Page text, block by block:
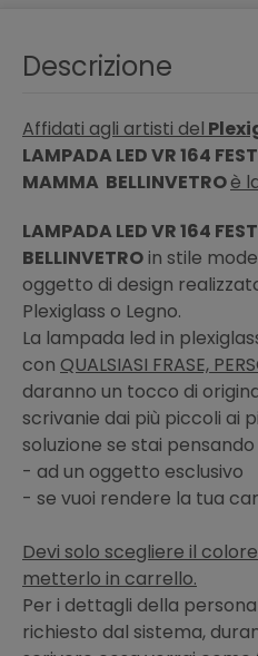
Descrizione
Affidati agli artisti del
LAMPADA LED VR 164
MAMMA BELLINVETROè
LAMPADA LED VR 164
BELLINVETROin stile
oggetto di design
Plexiglass o Legno.
La lampada led in
con QUALSIASI FRASE,
daranno un tocco di
scrivanie dai più piccoli ai
soluzione se stai pensando
- ad un oggetto esclusivo
- se vuoi rendere la tua
Devi solo scegliere il
metterlo in carrello.
Per i dettagli della
richiesto dal sistema,